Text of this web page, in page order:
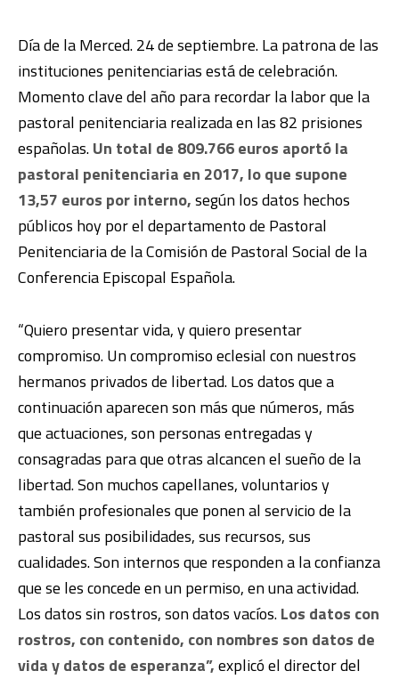
Día de la Merced. 24 de septiembre. La patrona de las
instituciones penitenciarias está de celebración.
Momento clave del año para recordar la labor que la
pastoral penitenciaria realizada en las 82 prisiones
españolas.Un total de 809.766 euros aportó la
pastoral penitenciaria en 2017, lo que supone
13,57 euros por interno,según los datos hechos
públicos hoy por el departamento de Pastoral
Penitenciaria de la Comisión de Pastoral Social de la
Conferencia Episcopal Española.
“Quiero presentar vida, y quiero presentar
compromiso. Un compromiso eclesial con nuestros
hermanos privados de libertad. Los datos que a
continuación aparecen son más que números, más
que actuaciones, son personas entregadas y
consagradas para que otras alcancen el sueño de la
libertad. Son muchos capellanes, voluntarios y
también profesionales que ponen al servicio de la
pastoral sus posibilidades, sus recursos, sus
cualidades. Son internos que responden a la confianza
que se les concede en un permiso, en una actividad.
Los datos sin rostros, son datos vacíos.Los datos con
rostros, con contenido, con nombres son datos de
vida y datos de esperanza”,explicó el director del